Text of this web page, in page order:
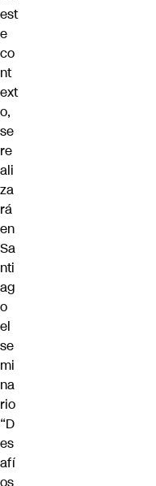
est
e
co
nt
ext
o,
se
re
ali
za
rá
en
Sa
nti
ag
o
el
se
mi
na
rio
“D
es
afí
os